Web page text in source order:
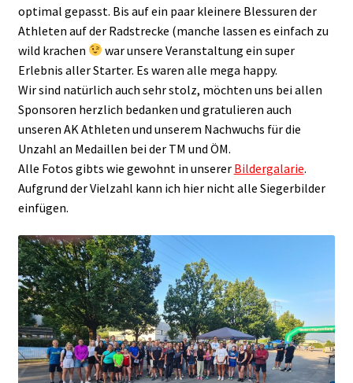
optimal gepasst. Bis auf ein paar kleinere Blessuren der
Athleten auf der Radstrecke (manche lassen es einfach zu
wild krachen
war unsere Veranstaltung ein super
Erlebnis aller Starter. Es waren alle mega happy.
Wir sind natürlich auch sehr stolz, möchten uns bei allen
Sponsoren herzlich bedanken und gratulieren auch
unseren AK Athleten und unserem Nachwuchs für die
Unzahl an Medaillen bei der TM und ÖM.
Alle Fotos gibts wie gewohnt in unserer Bildergalarie.
Aufgrund der Vielzahl kann ich hier nicht alle Siegerbilder
einfügen.